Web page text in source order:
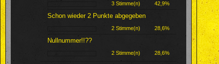
3 Stimme(n) 42,9%
Schon wieder 2 Punkte abgegeben
2 Stimme(n) 28,6%
Nullnummer!!??
2 Stimme(n) 28,6%